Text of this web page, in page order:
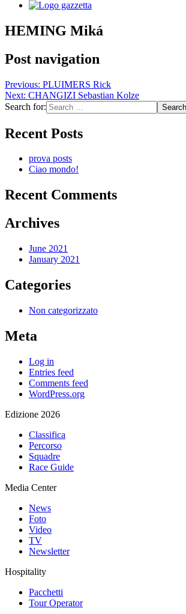
HEMING Miká
Post navigation
Previous: PLUIMERS Rick
Next: CHANGIZI Sebastian Kolze
Search for:
Recent Posts
prova posts
Ciao mondo!
Recent Comments
Archives
June 2021
January 2021
Categories
Non categorizzato
Meta
Log in
Entries feed
Comments feed
WordPress.org
Edizione 2026
Classifica
Percorso
Squadre
Race Guide
Media Center
News
Foto
Video
TV
Newsletter
Hospitality
Pacchetti
Tour Operator